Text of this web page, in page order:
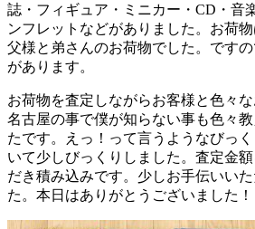
誌・フィギュア・ミニカー・CD・音
ンフレットなどがありました。お荷
父様と弟さんのお荷物でした。です
があります。
お荷物を査定しながらお客様と色々
名古屋の事で僕が知らない事も色々
たです。えっ！って言うようなびっ
いて少しびっくりしました。査定金
だき積み込みです。少しお手伝いい
た。本日はありがとうございました！